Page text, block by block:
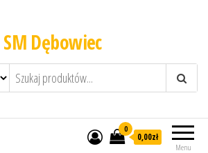
SM Dębowiec
Menu
0
0,00zł